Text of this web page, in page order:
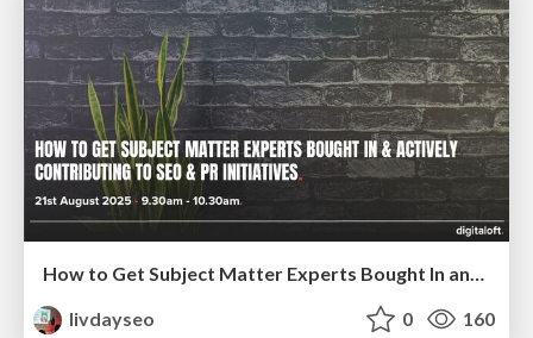
How to Get Subject Matter Experts Bought In and Actively Contributing to SEO & PR Initiatives.
livdayseo
0 160